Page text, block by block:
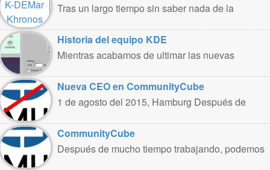
Tras un largo tiempo sin saber nada de la
Historia del equipo KDE
Mientras acabamos de ultimar las nuevas
Nueva CEO en CommunityCube
1 de agosto del 2015, Hamburg Después de
renuncio ..
CommunityCube
Después de mucho tiempo trabajando, podemos